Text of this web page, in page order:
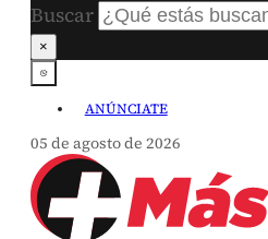
Buscar
×
ANÚNCIATE
05 de agosto de 2026